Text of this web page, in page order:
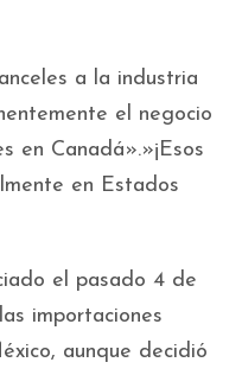
a la industria
el negocio
en Canadá».»¡Esos
en Estados
el pasado 4 de
importaciones
aunque decidió